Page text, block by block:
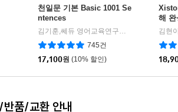
천일문 기본 Basic 1001 Se
ntences
김기훈,쎄듀 영어교육연구센터 저
쎄듀
745건
17,100원 (10% 할인)
해 완
김현
품/교환 안내